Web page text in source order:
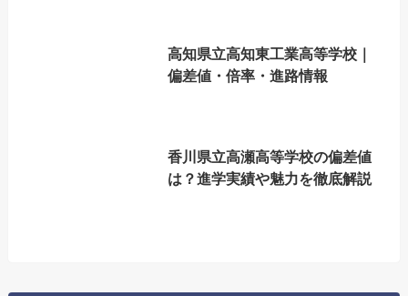
高知県立高知東工業高等学校｜
偏差値・倍率・進路情報
香川県立高瀬高等学校の偏差値
は？進学実績や魅力を徹底解説